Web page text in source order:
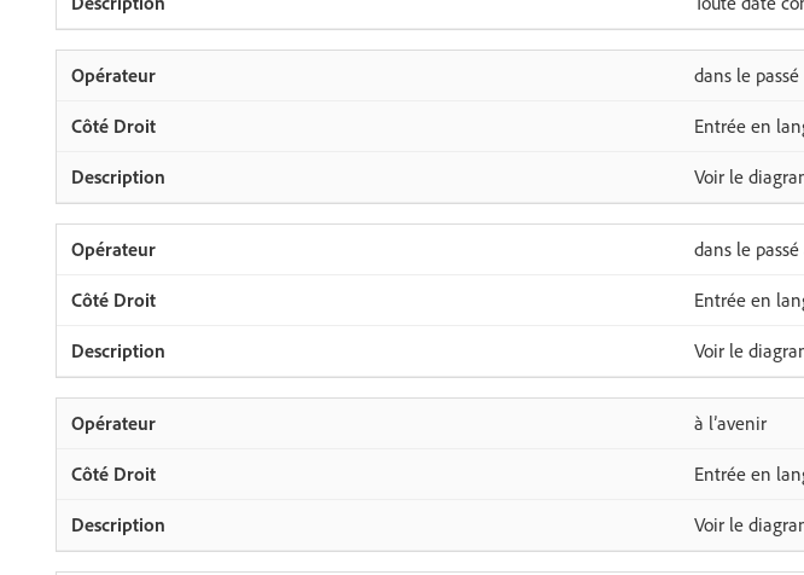
dans le passé
Entrée en
Voir le
dans le
Entrée en
Voir le
à l’avenir
Entrée en
Voir le